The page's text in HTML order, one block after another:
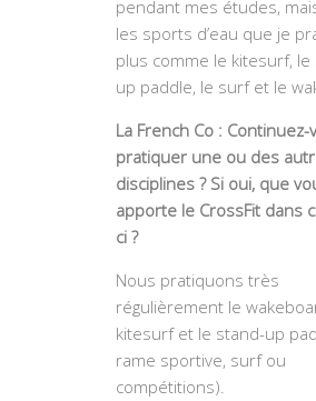
pendant mes études,
les sports d’eau que je
plus comme le kitesurf, le
up paddle, le surf et le
La French Co : Continuez-
pratiquer une ou des
disciplines ? Si oui, que
apporte le CrossFit dans
ci ?
Nous pratiquons très
régulièrement le
kitesurf et le stand-up
rame sportive, surf ou
compétitions).